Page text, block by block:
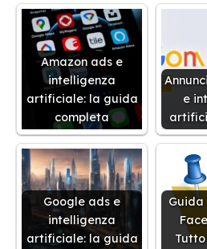
Amazon ads e
intelligenza
artificiale: la guida
completa
e
Google ads e
intelligenza
artificiale: la guida
Guida